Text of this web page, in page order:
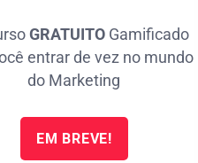
GRATUITO Gamificado
entrar de vez no mundo
do Marketing
EM BREVE!